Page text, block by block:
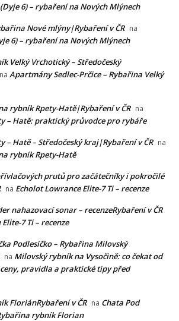
6) – rybaření na Nových Mlýnech
Nové mlýny|Rybaření v ČR na
6) – rybaření na Nových Mlýnech
Velký Vrchotický – Středočeský
na Apartmány Sedlec-Prčice – Rybařina Velký
rybník Rpety-Hatě|Rybaření v ČR na
– Hatě: praktický průvodce pro rybáře
– Hatě – Středočeský kraj|Rybaření v ČR na
rybník Rpety-Hatě
prutů pro začátečníky i pokročilé
na Echolot Lowrance Elite-7 Ti – recenze
nahazovací sonar – recenzeRybaření v ČR
7 Ti – recenze
Podlesíčko – Rybařina Milovský
na Milovský rybník na Vysočině: co čekat od
pravidla a praktické tipy před
FloriánRybaření v ČR na Chata Pod
rybník Florian